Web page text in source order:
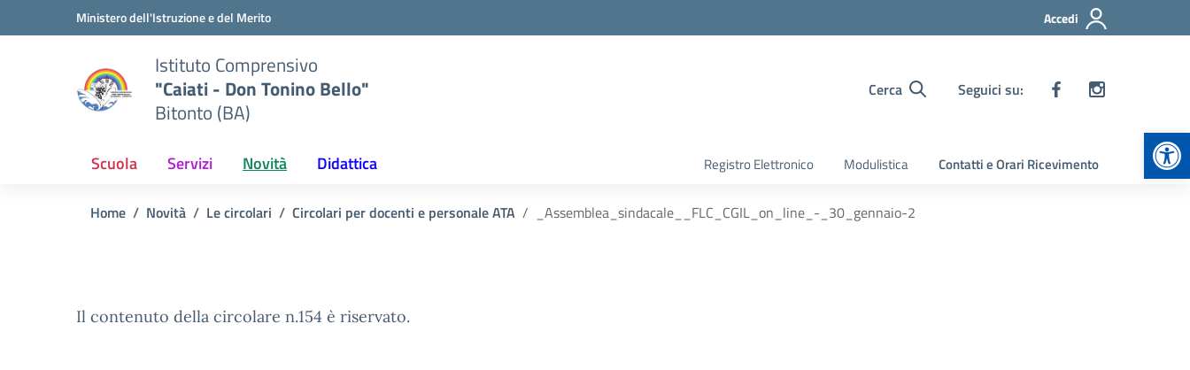
Vai ai contenuti
Vai al menu di navigazioneMinistero dell'Istruzione e del Merito Accedi
Istituto Comprensivo
"Caiati - Don Tonino Bello"
Bitonto (BA)
Cerca Seguici su:
Scuola Servizi Novità Didattica Registro Elettronico Modulistica Contatti e Orari Ricevimento
Home Novità Le circolari Circolari per docenti e personale ATA _Assemblea_sindacale__FLC_CGIL_on_line_-_30_gennaio-2
Il contenuto della circolare n.154 è riservato.